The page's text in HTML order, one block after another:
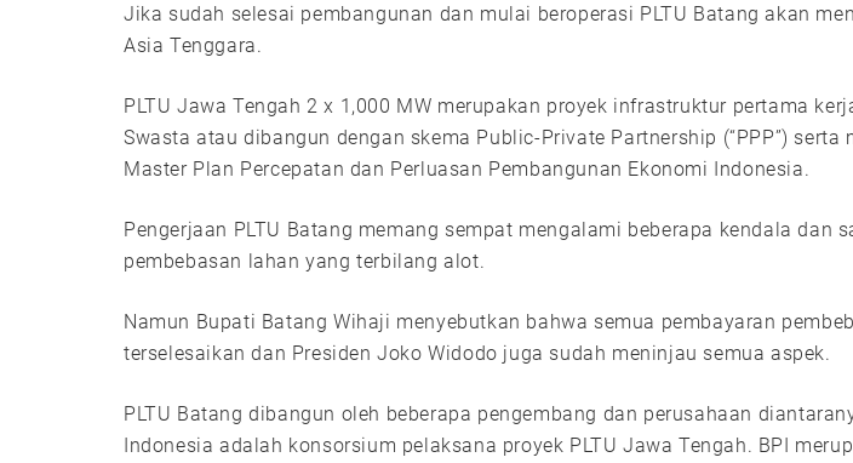
Jika sudah selesai pembangunan dan mulai beroperasi PLTU Batang akan
Asia Tenggara.
PLTU Jawa Tengah 2 x 1,000 MW merupakan proyek infrastruktur pertama
Swasta atau dibangun dengan skema Public-Private Partnership (“PPP”) serta
Master Plan Percepatan dan Perluasan Pembangunan Ekonomi Indonesia.
Pengerjaan PLTU Batang memang sempat mengalami beberapa kendala dan
pembebasan lahan yang terbilang alot.
Namun Bupati Batang Wihaji menyebutkan bahwa semua pembayaran
terselesaikan dan Presiden Joko Widodo juga sudah meninjau semua aspek.
PLTU Batang dibangun oleh beberapa pengembang dan perusahaan
Indonesia adalah konsorsium pelaksana proyek PLTU Jawa Tengah. BPI